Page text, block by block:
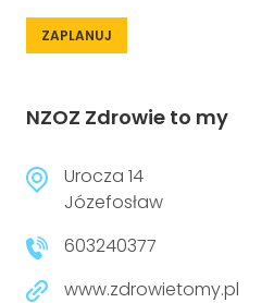
ZAPLANUJ
NZOZ Zdrowie to my
Urocza 14
Józefosław
603240377
www.zdrowietomy.pl